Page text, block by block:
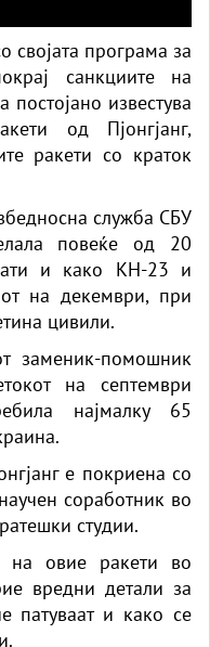
својата програма за
санкциите на
известува
од Пјонгјанг,
ракети со краток
служба СБУ
повеќе од 20
и како КН-23 и
на декември, при
цивили.
заменик-помошник
на септември
најмалку 65
е покриена со
соработник во
студии.
на овие ракети во
вредни детали за
патуваат и како се